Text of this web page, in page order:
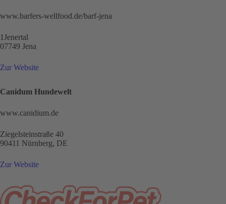
www.barfers-wellfood.de/barf-jena
1Jenertal
07749 Jena
Zur Website
Canidum Hundewelt
www.canidium.de
Ziegelsteinstraße 40
90411 Nürnberg, DE
Zur Website